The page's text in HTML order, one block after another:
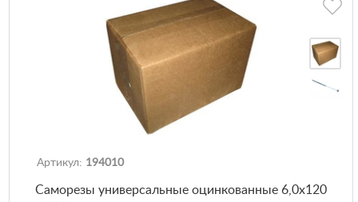
Артикул: 194010
Саморезы универсальные оцинкованные 6,0х120